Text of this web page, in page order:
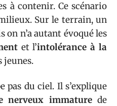
à contenir. Ce scénario
Sur le terrain, un
on n’a autant évoqué les
et l’intolérance à la
jeunes.
pas du ciel. Il s’explique
nerveux immaturede